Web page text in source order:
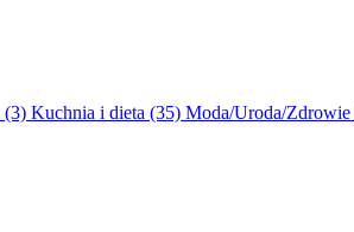
(3) Kuchnia i dieta (35) Moda/Uroda/Zdrowie